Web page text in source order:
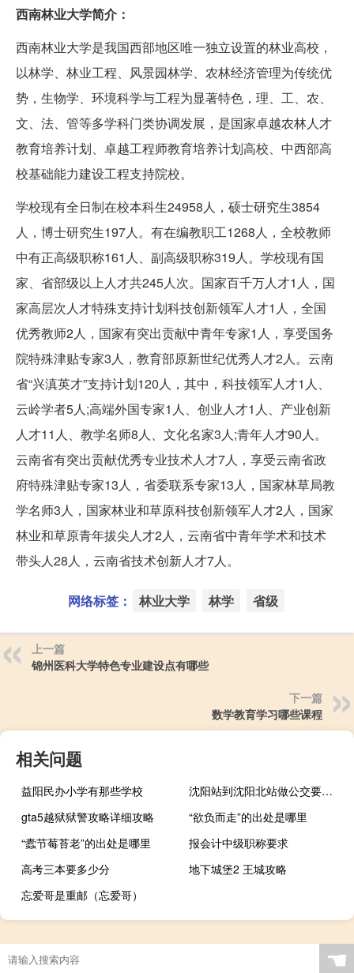
西南林业大学简介：
西南林业大学是我国西部地区唯一独立设置的林业高校，
以林学、林业工程、风景园林学、农林经济管理为传统优
势，生物学、环境科学与工程为显著特色，理、工、农、
文、法、管等多学科门类协调发展，是国家卓越农林人才
教育培养计划、卓越工程师教育培养计划高校、中西部高
校基础能力建设工程支持院校。
学校现有全日制在校本科生24958人，硕士研究生3854
人，博士研究生197人。有在编教职工1268人，全校教师
中有正高级职称161人、副高级职称319人。学校现有国
家、省部级以上人才共245人次。国家百千万人才1人，国
家高层次人才特殊支持计划科技创新领军人才1人，全国
优秀教师2人，国家有突出贡献中青年专家1人，享受国务
院特殊津贴专家3人，教育部原新世纪优秀人才2人。云南
省“兴滇英才”支持计划120人，其中，科技领军人才1人、
云岭学者5人;高端外国专家1人、创业人才1人、产业创新
人才11人、教学名师8人、文化名家3人;青年人才90人。
云南省有突出贡献优秀专业技术人才7人，享受云南省政
府特殊津贴专家13人，省委联系专家13人，国家林草局教
学名师3人，国家林业和草原科技创新领军人才2人，国家
林业和草原青年拔尖人才2人，云南省中青年学术和技术
带头人28人，云南省技术创新人才7人。
网络标签： 林业大学 林学 省级
上一篇
锦州医科大学特色专业建设点有哪些
下一篇
数学教育学习哪些课程
相关问题
益阳民办小学有那些学校
沈阳站到沈阳北站做公交要多久
gta5越狱狱警攻略详细攻略
“欲负而走”的出处是哪里
“蠹节莓苔老”的出处是哪里
报会计中级职称要求
高考三本要多少分
地下城堡2 王城攻略
忘爱哥是重邮（忘爱哥）
☚